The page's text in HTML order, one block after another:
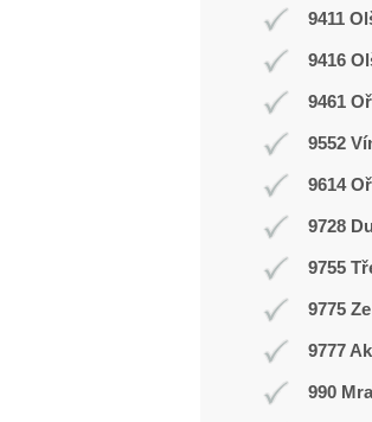
9411
9416
9461
9552
9614
9728
9755
9775
9777
990